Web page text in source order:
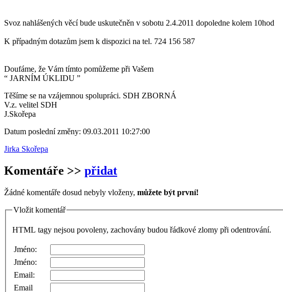
Svoz nahlášených věcí bude uskutečněn v sobotu 2.4.2011 dopoledne kolem 10hod
K případným dotazům jsem k dispozici na tel. 724 156 587
Doufáme, že Vám tímto pomůžeme při Vašem
“ JARNÍM ÚKLIDU ”
Těšíme se na vzájemnou spolupráci. SDH ZBORNÁ
V.z. velitel SDH
J.Skořepa
Datum poslední změny: 09.03.2011 10:27:00
Jirka Skořepa
Komentáře >> přidat
Žádné komentáře dosud nebyly vloženy, můžete být první!
Vložit komentář
HTML tagy nejsou povoleny, zachovány budou řádkové zlomy při odentrování.
Jméno:
Jméno:
Email:
Email